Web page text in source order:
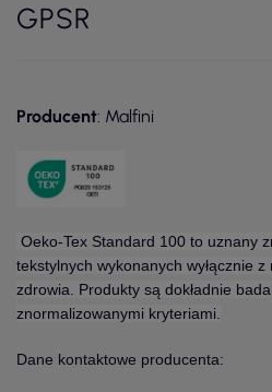
GPSR
Producent: Malfini
Oeko-Tex Standard 100 to uznany
tekstylnych wykonanych wyłącznie
zdrowia. Produkty są dokładnie
znormalizowanymi kryteriami.
Dane kontaktowe producenta: